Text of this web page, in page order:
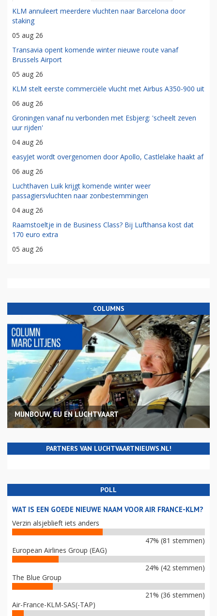
KLM annuleert meerdere vluchten naar Barcelona door
staking
05 aug 26
Transavia opent komende winter nieuwe route vanaf
Brussels Airport
05 aug 26
KLM stelt eerste commerciële vlucht met Airbus A350-900 uit
06 aug 26
Groningen vanaf nu verbonden met Esbjerg: 'scheelt zeven
uur rijden'
04 aug 26
easyJet wordt overgenomen door Apollo, Castlelake haakt af
06 aug 26
Luchthaven Luik krijgt komende winter weer
passagiersvluchten naar zonbestemmingen
04 aug 26
Raamstoeltje in de Business Class? Bij Lufthansa kost dat
170 euro extra
05 aug 26
COLUMNS
MIJNBOUW, EU EN LUCHTVAART
PARTNERS VAN LUCHTVAARTNIEUWS.NL!
POLL
WAT IS EEN GOEDE NIEUWE NAAM VOOR AIR FRANCE-KLM?
Verzin alsjeblieft iets anders
47% (81 stemmen)
European Airlines Group (EAG)
24% (42 stemmen)
The Blue Group
21% (36 stemmen)
Air-France-KLM-SAS(-TAP)